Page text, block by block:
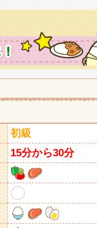
初級
15分から30分